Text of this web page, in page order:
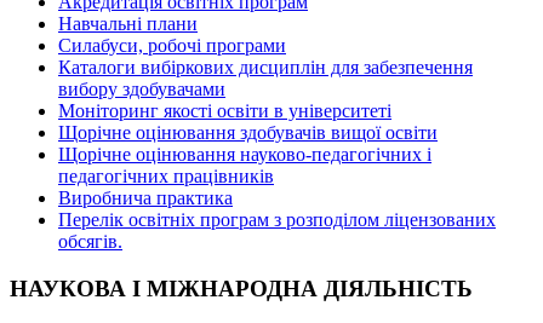
Навчальні плани
Силабуси, робочі програми
Каталоги вибіркових дисциплін для забезпечення
вибору здобувачами
Моніторинг якості освіти в університеті
Щорічне оцінювання здобувачів вищої освіти
Щорічне оцінювання науково-педагогічних і
педагогічних працівників
Виробнича практика
Перелік освітніх програм з розподілoм ліцензoваних
oбсягів.
НАУКОВА І МІЖНАРОДНА ДІЯЛЬНІСТЬ